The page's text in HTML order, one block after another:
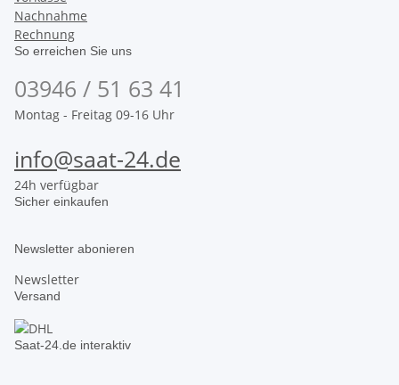
Nachnahme
Rechnung
So erreichen Sie uns
03946 / 51 63 41
Montag - Freitag 09-16 Uhr
info@saat-24.de
24h verfügbar
Sicher einkaufen
Newsletter abonieren
Newsletter
Versand
Saat-24.de interaktiv